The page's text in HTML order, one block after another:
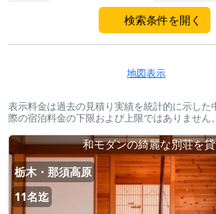
検索条件を開く
地図表示
表示料金は過去の見積り実績を統計的に示した
際の宿泊料金の下限および上限ではありません。
和モダンの綺麗な別荘を
栃木・那須高原
11名迄